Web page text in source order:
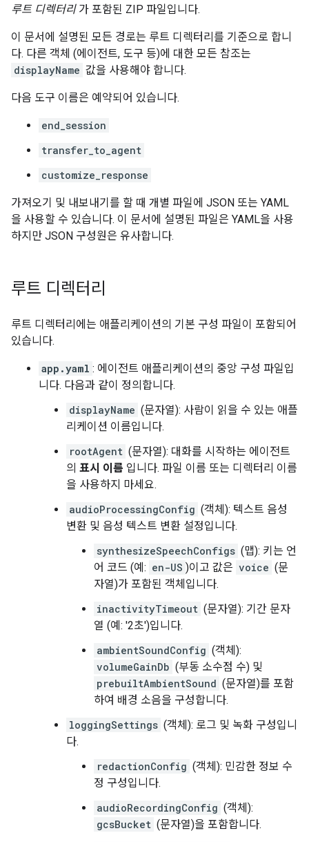
루트 디렉터리가 포함된 ZIP 파일입니다.
이 문서에 설명된 모든 경로는 루트 디렉터리를 기준으로 합니
다. 다른 객체 (에이전트, 도구 등)에 대한 모든 참조는
displayName 값을 사용해야 합니다.
다음 도구 이름은 예약되어 있습니다.
end_session
transfer_to_agent
customize_response
가져오기 및 내보내기를 할 때 개별 파일에 JSON 또는 YAML
을 사용할 수 있습니다. 이 문서에 설명된 파일은 YAML을 사용
하지만 JSON 구성원은 유사합니다.
루트 디렉터리
루트 디렉터리에는 애플리케이션의 기본 구성 파일이 포함되어
있습니다.
app.yaml : 에이전트 애플리케이션의 중앙 구성 파일입
니다. 다음과 같이 정의합니다.
displayName (문자열): 사람이 읽을 수 있는 애플
리케이션 이름입니다.
rootAgent (문자열): 대화를 시작하는 에이전트
의 표시 이름 입니다. 파일 이름 또는 디렉터리 이름
을 사용하지 마세요.
audioProcessingConfig (객체): 텍스트 음성
변환 및 음성 텍스트 변환 설정입니다.
synthesizeSpeechConfigs (맵): 키는 언
어 코드 (예: en-US )이고 값은 voice (문
자열)가 포함된 객체입니다.
inactivityTimeout (문자열): 기간 문자
열 (예: '2초')입니다.
ambientSoundConfig (객체):
volumeGainDb (부동 소수점 수) 및
prebuiltAmbientSound (문자열)를 포함
하여 배경 소음을 구성합니다.
loggingSettings (객체): 로그 및 녹화 구성입니
다.
redactionConfig (객체): 민감한 정보 수
정 구성입니다.
audioRecordingConfig (객체):
gcsBucket (문자열)을 포함합니다.